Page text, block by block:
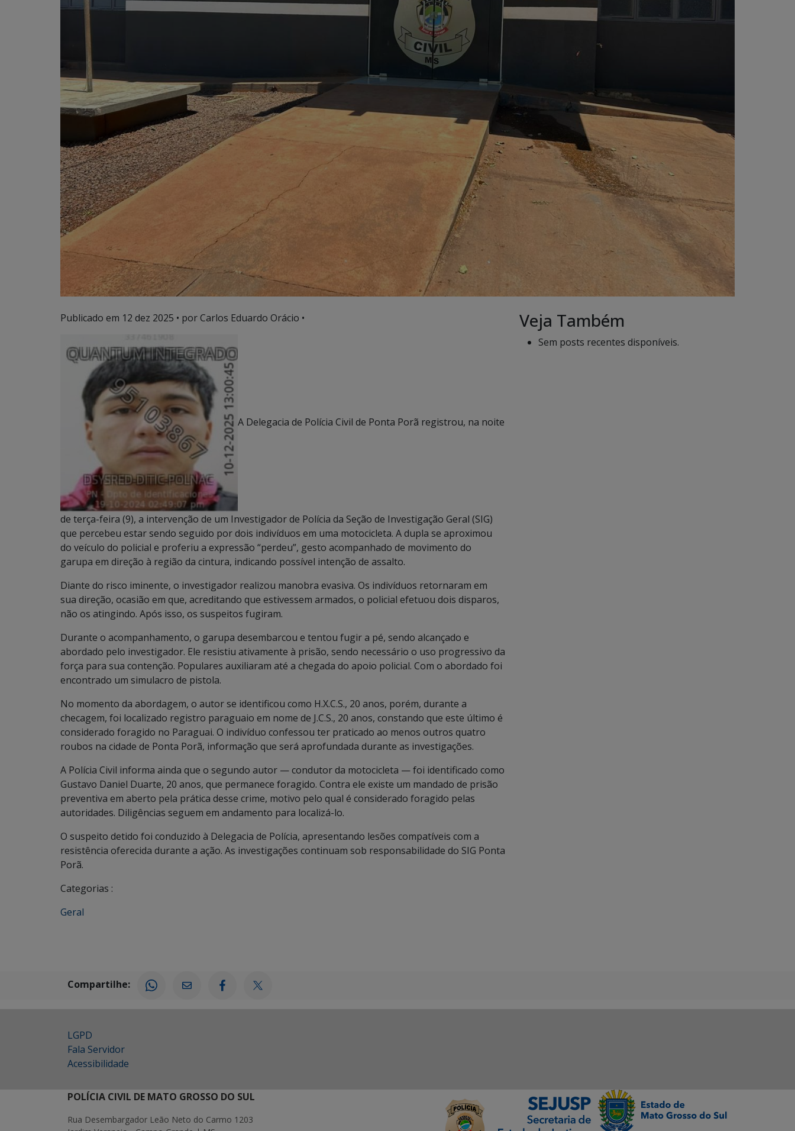
Publicado em 12 dez 2025 • por Carlos Eduardo Orácio •
A Delegacia de Polícia Civil de Ponta Porã registrou, na noite
de terça-feira (9), a intervenção de um Investigador de Polícia da Seção de Investigação Geral (SIG)
que percebeu estar sendo seguido por dois indivíduos em uma motocicleta. A dupla se aproximou
do veículo do policial e proferiu a expressão “perdeu”, gesto acompanhado de movimento do
garupa em direção à região da cintura, indicando possível intenção de assalto.
Diante do risco iminente, o investigador realizou manobra evasiva. Os indivíduos retornaram em
sua direção, ocasião em que, acreditando que estivessem armados, o policial efetuou dois disparos,
não os atingindo. Após isso, os suspeitos fugiram.
Durante o acompanhamento, o garupa desembarcou e tentou fugir a pé, sendo alcançado e
abordado pelo investigador. Ele resistiu ativamente à prisão, sendo necessário o uso progressivo da
força para sua contenção. Populares auxiliaram até a chegada do apoio policial. Com o abordado foi
encontrado um simulacro de pistola.
No momento da abordagem, o autor se identificou como H.X.C.S., 20 anos, porém, durante a
checagem, foi localizado registro paraguaio em nome de J.C.S., 20 anos, constando que este último é
considerado foragido no Paraguai. O indivíduo confessou ter praticado ao menos outros quatro
roubos na cidade de Ponta Porã, informação que será aprofundada durante as investigações.
A Polícia Civil informa ainda que o segundo autor — condutor da motocicleta — foi identificado como
Gustavo Daniel Duarte, 20 anos, que permanece foragido. Contra ele existe um mandado de prisão
preventiva em aberto pela prática desse crime, motivo pelo qual é considerado foragido pelas
autoridades. Diligências seguem em andamento para localizá-lo.
O suspeito detido foi conduzido à Delegacia de Polícia, apresentando lesões compatíveis com a
resistência oferecida durante a ação. As investigações continuam sob responsabilidade do SIG Ponta
Porã.
Categorias :
Geral
Veja Também
Sem posts recentes disponíveis.
Compartilhe:
LGPD
Fala Servidor
Acessibilidade
POLÍCIA CIVIL DE MATO GROSSO DO SUL
Rua Desembargador Leão Neto do Carmo 1203